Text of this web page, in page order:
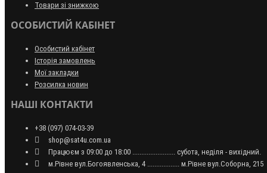
Товари зі знижкою
ОСОБИСТИЙ КАБІНЕТ
Особистий кабінет
Історія замовлень
Мої закладки
Розсилка новин
НАШІ КОНТАКТИ
+38 (097) 074-03-39
shop@sat4u.com.ua
Працюєм з 09:00 до 18:00 ........................ субота, неділя - вихідний.
м.Рівне вул.Богоявленська, 4 .................. м.Рівне вул.Соборна, 215